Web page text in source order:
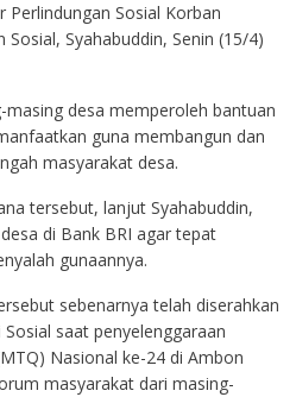
Perlindungan Sosial Korban
Syahabuddin, Senin (15/4)
desa memperoleh bantuan
guna membangun dan
masyarakat desa.
tersebut, lanjut Syahabuddin,
di Bank BRI agar tepat
gunaannya.
sebenarnya telah diserahkan
saat penyelenggaraan
Nasional ke-24 di Ambon
masyarakat dari masing-